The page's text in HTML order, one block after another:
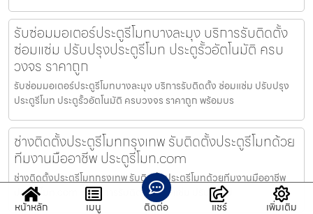
รับซ่อมมอเตอร์ประตูรีโมทบางละมุง บริการรับติดตั้ง
ซ่อมแซ่ม ปรับปรุงประตูรีโมท ประตูรั้วอัตโนมัติ ครบ
วงจร ราคาถูก
รับซ่อมมอเตอร์ประตูรีโมทบางละมุง บริการรับติดตั้ง ซ่อมแซ่ม ปรับปรุง
ประตูรีโมท ประตูรั้วอัตโนมัติ ครบวงจร ราคาถูก พร้อมบร
ช่างติดตั้งประตูรีโมทกรุงเทพ รับติดตั้งประตูรีโมทด้วย
ทีมงานมืออาชีพ ประตูรีโมท.com
ช่างติดตั้งประตูรีโมทกรุงเทพ รับติดตั้งประตูรีโมทด้วยทีมงานมืออาชีพ
ประตูรีโมท.com — บริการรับติดตั้ง ซ่อมแซ่ม ปรับปรุงป
หน้าหลัก
เมนู ติดต่อ แชร์ เพิ่มเติม